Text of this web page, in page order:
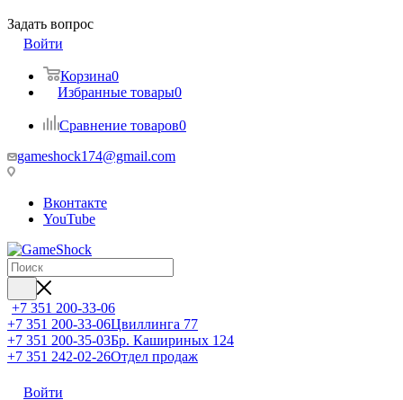
Задать вопрос
Войти
Корзина0
Избранные товары0
Сравнение товаров0
gameshock174@gmail.com
Вконтакте
YouTube
+7 351 200-33-06
+7 351 200-33-06Цвиллинга 77
+7 351 200-35-03Бр. Кашириных 124
+7 351 242-02-26Отдел продаж
Войти